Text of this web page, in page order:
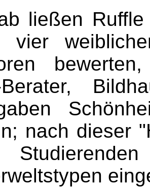
ließen
vier
Berater,
nach dieser